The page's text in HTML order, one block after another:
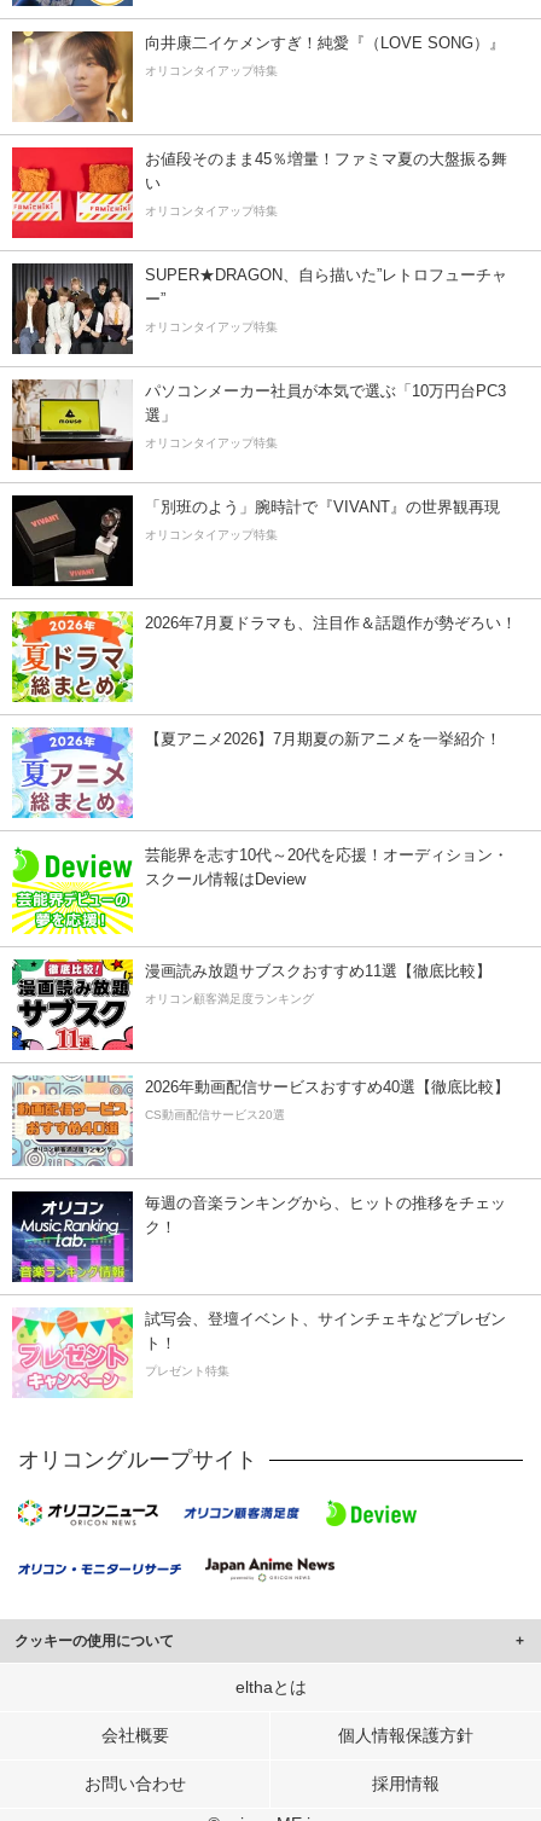
向井康二イケメンすぎ！純愛『（LOVE SONG）』
オリコンタイアップ特集
お値段そのまま45％増量！ファミマ夏の大盤振る舞
い
オリコンタイアップ特集
SUPER★DRAGON、自ら描いた”レトロフューチャ
ー”
オリコンタイアップ特集
パソコンメーカー社員が本気で選ぶ「10万円台PC3
選」
オリコンタイアップ特集
「別班のよう」腕時計で『VIVANT』の世界観再現
オリコンタイアップ特集
2026年7月夏ドラマも、注目作＆話題作が勢ぞろい！
【夏アニメ2026】7月期夏の新アニメを一挙紹介！
芸能界を志す10代～20代を応援！オーディション・
スクール情報はDeview
漫画読み放題サブスクおすすめ11選【徹底比較】
オリコン顧客満足度ランキング
2026年動画配信サービスおすすめ40選【徹底比較】
CS動画配信サービス20選
毎週の音楽ランキングから、ヒットの推移をチェッ
ク！
試写会、登壇イベント、サインチェキなどプレゼン
ト！
プレゼント特集
オリコングループサイト
クッキーの使用について
このサイトでは Cookie を使用して、ユーザーに合わせたコンテンツや広告の
行っています。
メディアや広告配信、データ解析の各パートナーに提供しています。
elthaとは
会社概要 個人情報保護方針
お問い合わせ 採用情報